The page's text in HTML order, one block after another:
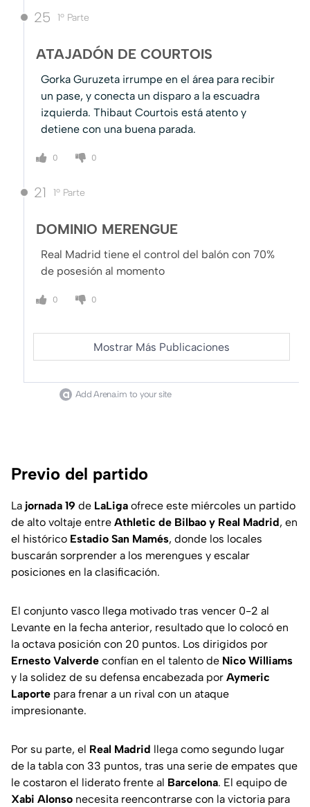
25 1º Parte
ATAJADÓN DE COURTOIS
Gorka Guruzeta irrumpe en el área para recibir
un pase, y conecta un disparo a la escuadra
izquierda. Thibaut Courtois está atento y
detiene con una buena parada.
0 0
21 1º Parte
DOMINIO MERENGUE
Real Madrid tiene el control del balón con 70%
de posesión al momento
0 0
Mostrar Más Publicaciones
Add Arena.im to your site
Previo del partido
La jornada 19 de LaLiga ofrece este miércoles un partido
de alto voltaje entre Athletic de Bilbao y Real Madrid, en
el histórico Estadio San Mamés, donde los locales
buscarán sorprender a los merengues y escalar
posiciones en la clasificación.
El conjunto vasco llega motivado tras vencer 0-2 al
Levante en la fecha anterior, resultado que lo colocó en
la octava posición con 20 puntos. Los dirigidos por
Ernesto Valverde confían en el talento de Nico Williams
y la solidez de su defensa encabezada por Aymeric
Laporte para frenar a un rival con un ataque
impresionante.
Por su parte, el Real Madrid llega como segundo lugar
de la tabla con 33 puntos, tras una serie de empates que
le costaron el liderato frente al Barcelona. El equipo de
Xabi Alonso necesita reencontrarse con la victoria para